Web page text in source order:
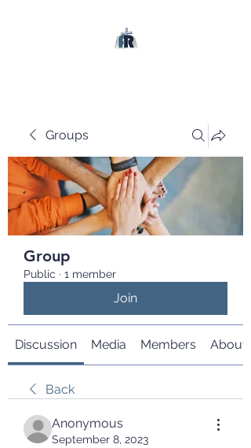
Groups
Group
Public · 1 member
Join
Discussion Media Members About
Back
Anonymous
September 8, 2023